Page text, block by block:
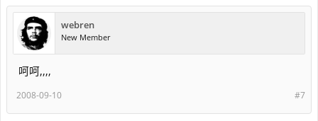
webren
New Member
呵呵,,,,
#7
2008-09-10